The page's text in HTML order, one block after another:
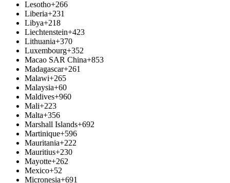
Lesotho+266
Liberia+231
Libya+218
Liechtenstein+423
Lithuania+370
Luxembourg+352
Macao SAR China+853
Madagascar+261
Malawi+265
Malaysia+60
Maldives+960
Mali+223
Malta+356
Marshall Islands+692
Martinique+596
Mauritania+222
Mauritius+230
Mayotte+262
Mexico+52
Micronesia+691